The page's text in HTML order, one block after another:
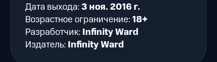
Дата выхода:3 ноя. 2016 г.
Возрастное ограничение:18+
Разработчик: Infinity Ward
Издатель: Infinity Ward